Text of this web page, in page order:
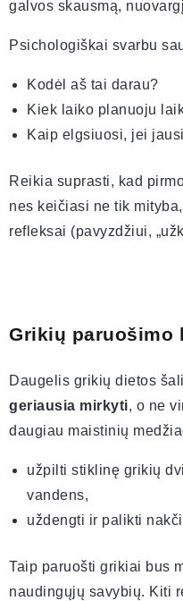
galvos skausmą,
Psichologiškai svarbu
Kodėl aš tai darau?
Kiek laiko planuoju
Kaip elgsiuosi, jei
Reikia suprasti, kad
nes keičiasi ne tik
refleksai (pavyzdžiui,
Grikių paruošimo
Daugelis grikių dietos
geriausia mirkyti, o ne
daugiau maistinių
užpilti stiklinę grikių
vandens,
uždengti ir palikti
Taip paruošti grikiai bus
naudingųjų savybių. Kiti